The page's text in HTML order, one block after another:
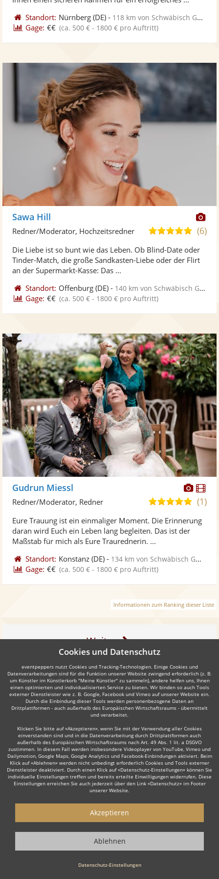
Standort: Nürnberg (DE) - 118 km von Schwäbisch Gmünd
Gage: €€ (ca. 500 € - 1800 € pro Auftritt)
Sawa Hill
5,0
5
(6)
Redner/Moderator, Hochzeitsredner
Die Liebe ist so bunt wie das Leben. Ob Blind-Date oder
Tinder-Match, die große Sandkasten-Liebe oder der Flirt
an der Supermarkt-Kasse: Das ...
Standort: Offenburg (DE) - 140 km von Schwäbisch Gmünd
Gage: €€ (ca. 500 € - 1800 € pro Auftritt)
Fotos
Gudrun Miessl
5,0
5
(1)
Redner/Moderator, Redner
Eure Trauung ist ein einmaliger Moment. Die Erinnerung
daran wird Euch ein Leben lang begleiten. Das ist der
Maßstab für mich als Eure Traurednerin. ...
Standort: Konstanz (DE) - 134 km von Schwäbisch Gmünd
Gage: €€ (ca. 500 € - 1800 € pro Auftritt)
Informationen zum Ranking dieser Liste
Weiter
Auch interessant:
Trompeter Trauerredner Dudelsackspieler
Wie funktioniert's?
Starten Sie mit dem Button 'Kostenlos anfragen' eine Anfrage an die für
Sie interessanten Moderatoren - also z. B. bestimmte Redner. Diesen
Button finden Sie auf den jeweiligen Künstler-Profil-Seiten der Redner.
2. Angebote erhalten & Details besprechen
Cookies und Datenschutz
eventpeppers nutzt Cookies und Tracking-Technologien. Einige Cookies und
Datenverarbeitungen sind für die Funktion unserer Website zwingend erforderlich (z. B.
um Künstler im Künstlerkorb "Meine Künstler" zu sammeln), andere helfen uns, Ihnen
einen optimierten und individualisierten Service zu bieten. Wir binden so auch Tools
externer Dienstleister wie z. B. Google, Facebook und Vimeo auf unserer Website ein.
Durch die Einbindung dieser Tools werden personenbezogene Daten an
Drittplattformen - auch außerhalb des Europäischen Wirtschaftsraums - übermittelt
und verarbeitet.
Klicken Sie bitte auf «Akzeptieren», wenn Sie mit der Verwendung aller Cookies
einverstanden sind und in die Datenverarbeitung durch Drittplattformen auch
außerhalb des Europäischen Wirtschaftsraums nach Art. 49 Abs. 1 lit. a DSGVO
zustimmen. In diesem Fall werden insbesondere Videoplayer von YouTube, Vimeo und
Dailymotion, Google Maps, Google Analytics und Facebook-Einbindungen aktiviert. Beim
Klick auf «Ablehnen» werden nicht unbedingt erforderlich Cookies und Tools externer
Dienstleister deaktiviert. Durch einen Klick auf «Datenschutz-Einstellungen» können Sie
individuelle Einstellungen treffen und bereits erteilte Einwilligungen widerrufen. Diese
Einstellungen erreichen Sie auch jederzeit über den Link «Datenschutz» im Footer
unserer Website.
Datenschutz-Einstellungen
Akzeptieren
Ablehnen